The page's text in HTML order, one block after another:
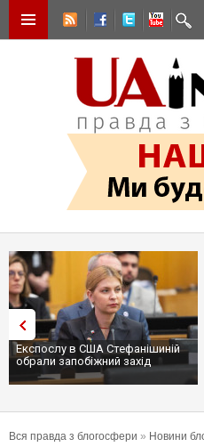
Експослу в США Стефанішиній
обрали запобіжний захід
Вся правда з блогосфери » Новини